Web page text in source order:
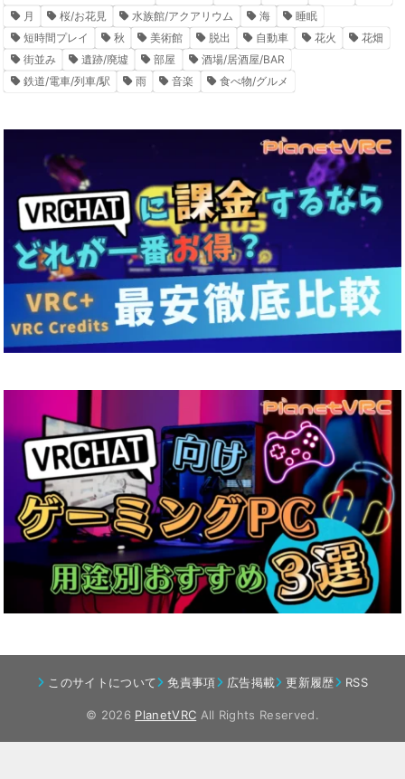
月
桜/お花見 水族館/アクアリウム 海
睡眠
短時間プレイ
秋 美術館 脱出 自動車 花火
花畑
街並み
遺跡/廃墟 部屋
酒場/居酒屋/BAR
鉄道/電車/列車/駅
雨 音楽 食べ物/グルメ
このサイトについて 免責事項 広告掲載 更新履歴 RSS
© 2026 PlanetVRC All Rights Reserved.